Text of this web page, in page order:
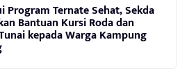
Program Ternate Sehat, Sekda
Bantuan Kursi Roda dan
kepada Warga Kampung